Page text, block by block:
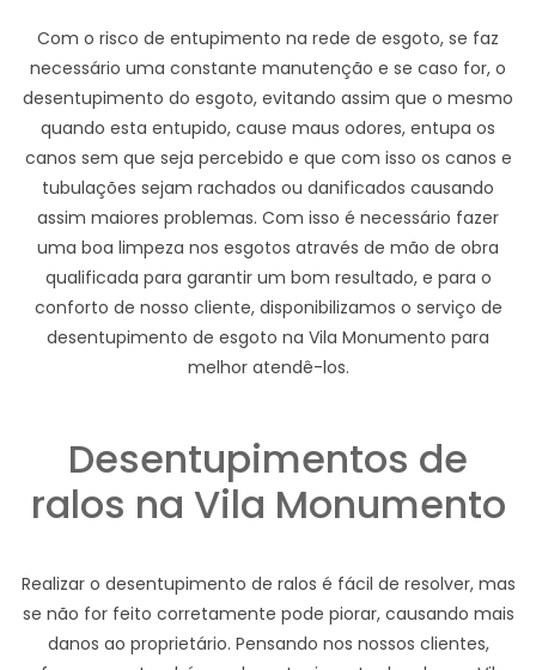
Com o risco de entupimento na rede de esgoto, se faz
necessário uma constante manutenção e se caso for, o
desentupimento do esgoto, evitando assim que o mesmo
quando esta entupido, cause maus odores, entupa os
canos sem que seja percebido e que com isso os canos e
tubulações sejam rachados ou danificados causando
assim maiores problemas. Com isso é necessário fazer
uma boa limpeza nos esgotos através de mão de obra
qualificada para garantir um bom resultado, e para o
conforto de nosso cliente, disponibilizamos o serviço de
desentupimento de esgoto na Vila Monumento para
melhor atendê-los.
Desentupimentos de
ralos na Vila Monumento
Realizar o desentupimento de ralos é fácil de resolver, mas
se não for feito corretamente pode piorar, causando mais
danos ao proprietário. Pensando nos nossos clientes,